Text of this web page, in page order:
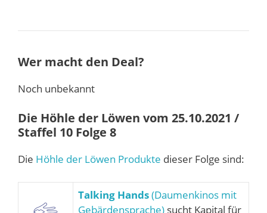
Wer macht den Deal?
Noch unbekannt
Die Höhle der Löwen vom 25.10.2021 /
Staffel 10 Folge 8
Die Höhle der Löwen Produkte dieser Folge sind:
Talking Hands(Daumenkinos mit
Gebärdensprache) sucht Kapital für